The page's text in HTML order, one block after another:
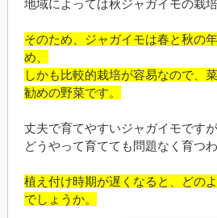
地域によっては秋ジャガイモの栽培
そのため、ジャガイモは春と秋の
め、
しかも比較的栽培が容易なので、
勧めの野菜です。
丈夫で育てやすいジャガイモですが
どうやって育てても問題なく育つ
植え付け時期が遅くなると、どの
でしょうか。